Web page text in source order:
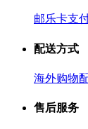
邮乐卡支
配送方式
海外购物
售后服务